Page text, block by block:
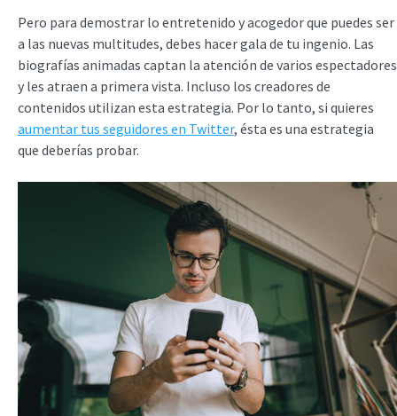
Pero para demostrar lo entretenido y acogedor que puedes ser
a las nuevas multitudes, debes hacer gala de tu ingenio. Las
biografías animadas captan la atención de varios espectadores
y les atraen a primera vista. Incluso los creadores de
contenidos utilizan esta estrategia. Por lo tanto, si quieres
aumentar tus seguidores en Twitter, ésta es una estrategia
que deberías probar.